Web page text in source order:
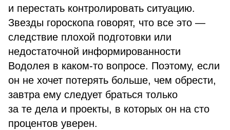
и перестать контролировать ситуацию.
Звезды гороскопа говорят, что все это —
следствие плохой подготовки или
недостаточной информированности
Водолея в каком-то вопросе. Поэтому, если
он не хочет потерять больше, чем обрести,
завтра ему следует браться только
за те дела и проекты, в которых он на сто
процентов уверен.